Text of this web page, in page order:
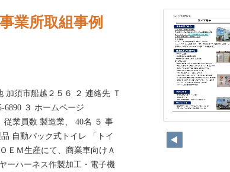
298
業所取組事例
加須市船越２５６ ２ 連絡先 Ｔ
6890 ３ ホームページ
従業員数 製造業、 40名 ５ 事
自動パック式トイレ 「トイ
ＥＭ生産にて、商業車向けＡ
ーハーネス作製加工・電子機